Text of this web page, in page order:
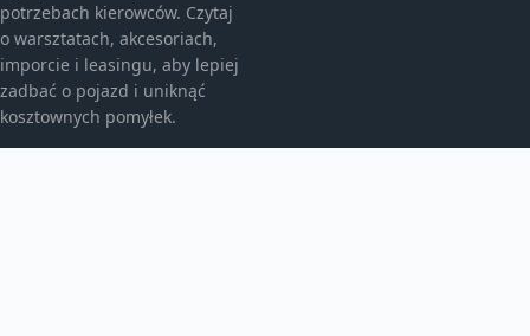
potrzebach kierowców. Czytaj
o warsztatach, akcesoriach,
imporcie i leasingu, aby lepiej
zadbać o pojazd i uniknąć
kosztownych pomyłek.